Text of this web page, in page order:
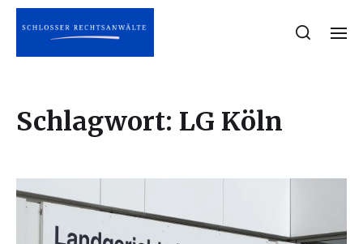
Schlagwort: LG Köln